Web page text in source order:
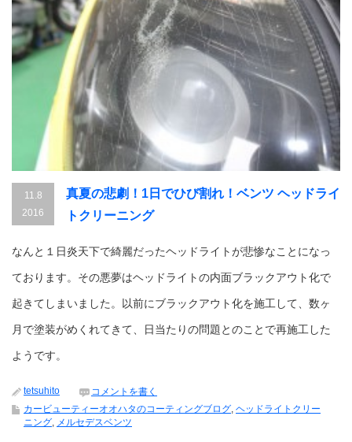
11.8
2016
真夏の悲劇！1日でひび割れ！ベンツ ヘッドライ
トクリーニング
なんと１日炎天下で綺麗だったヘッドライトが悲惨なことになっ
ております。その悪夢はヘッドライトの内面ブラックアウト化で
起きてしまいました。以前にブラックアウト化を施工して、数ヶ
月で塗装がめくれてきて、日当たりの問題とのことで再施工した
ようです。
tetsuhito
コメントを書く
カービューティーオオハタのコーティングブログ ヘッドライトクリー
ニング
メルセデスベンツ